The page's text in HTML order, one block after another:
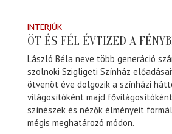
INTERJÚK
ÖT ÉS FÉL ÉVTIZED A
László Béla neve több generáció
szolnoki Szigligeti Színház
ötvenöt éve dolgozik a színházi
világosítóként majd
színészek és nézők élményeit
mégis meghatározó módon.